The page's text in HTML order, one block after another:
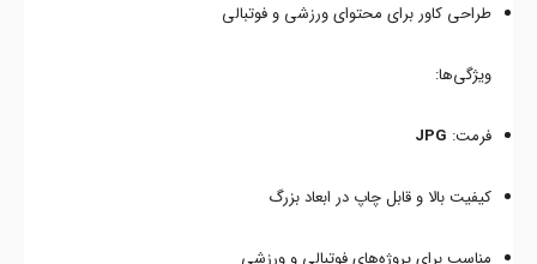
طراحی کاور برای محتوای ورزشی و فوتبالی
ویژگی‌ها:
فرمت: JPG
کیفیت بالا و قابل چاپ در ابعاد بزرگ